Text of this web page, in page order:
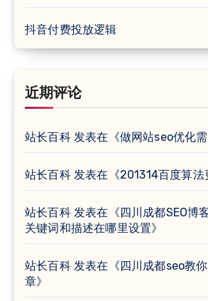
抖音付费投放逻辑
近期评论
站长百科发表在《做网站seo优化
站长百科发表在《201314百度算法
站长百科发表在《 四川成都SEO博
关键词和描述在哪里设置》
站长百科发表在《 四川成都seo教
章》